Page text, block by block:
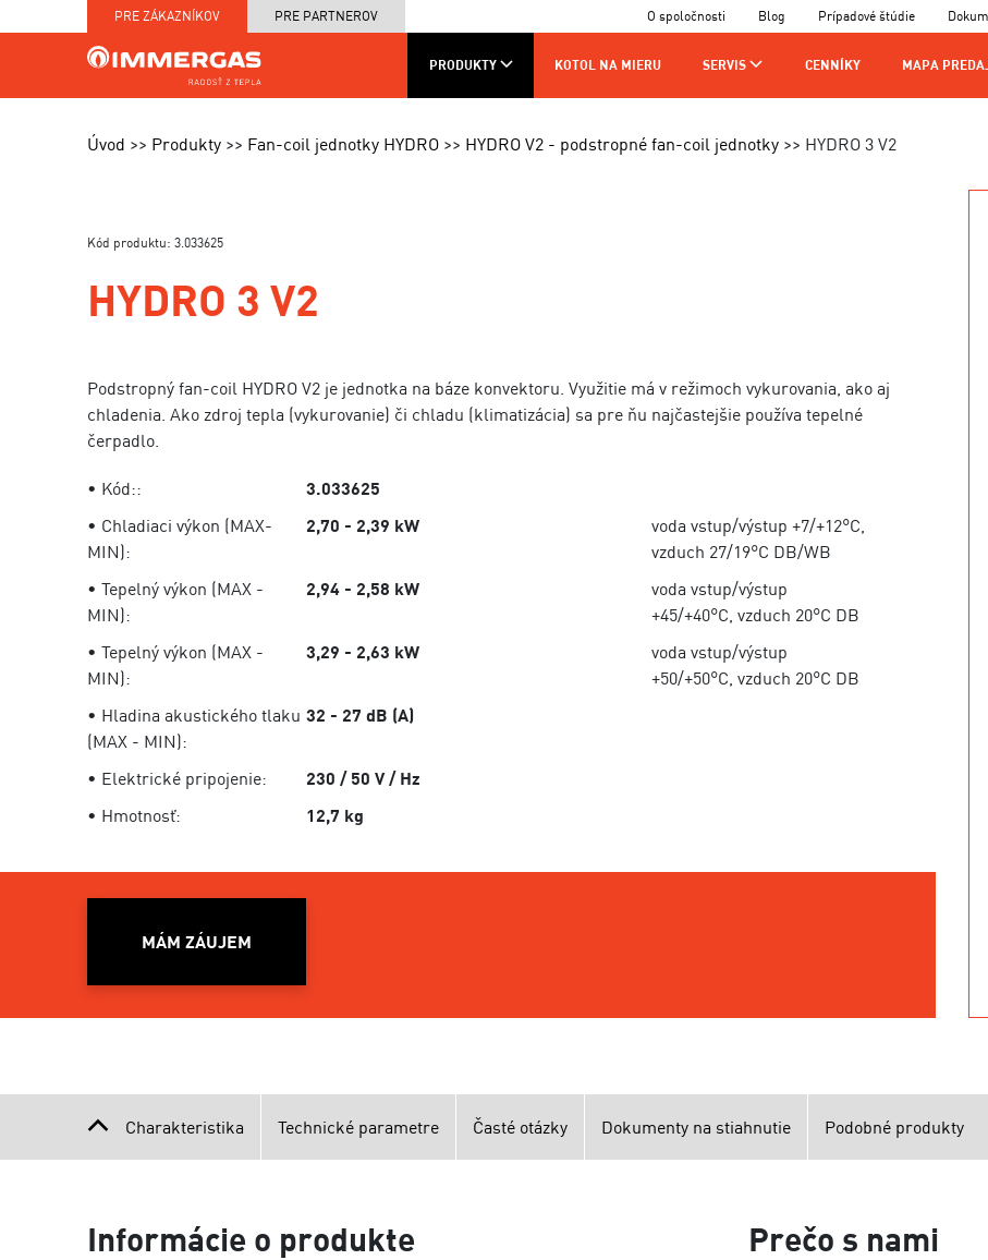
PRE ZÁKAZNÍKOV PRE PARTNEROV O spoločnosti Blog Prípadové štúdie
PRODUKTY KOTOL NA MIERU SERVIS CENNÍKY MAPA
MIERU
A TECHNIKOV
Úvod Produkty Fan-coil jednotky HYDRO HYDRO V2 - podstropné fan-coil jednotky HYDRO 3 V2
Kód produktu: 3.033625
HYDRO 3 V2
Podstropný fan-coil HYDRO V2 je jednotka na báze konvektoru. Využitie má v režimoch vykurovania, ako aj
chladenia. Ako zdroj tepla (vykurovanie) či chladu (klimatizácia) sa pre ňu najčastejšie používa tepelné
čerpadlo.
• Kód::
3.033625
• Chladiaci výkon (MAX-
MIN):
2,70 - 2,39 kW
voda vstup/výstup +7/+12°C,
vzduch 27/19°C DB/WB
• Tepelný výkon (MAX -
MIN):
2,94 - 2,58 kW
voda vstup/výstup
+45/+40°C, vzduch 20°C DB
• Tepelný výkon (MAX -
MIN):
3,29 - 2,63 kW
voda vstup/výstup
+50/+50°C, vzduch 20°C DB
• Hladina akustického tlaku
(MAX - MIN):
32 - 27 dB (A)
• Elektrické pripojenie:
230 / 50 V / Hz
• Hmotnosť:
12,7 kg
MÁM ZÁUJEM
Charakteristika Technické parametre Časté otázky Dokumenty na stiahnutie Podobné produkty
Informácie o produkte Prečo s nami